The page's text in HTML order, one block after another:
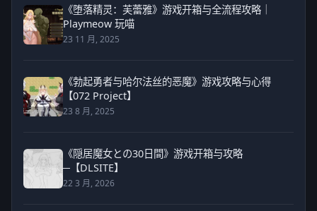
《堕落精灵：芙蕾雅》游戏开箱与全流程攻略｜
Playmeow 玩喵
23 11 月, 2025
《勃起勇者与哈尔法丝的恶魔》游戏攻略与心得
【072 Project】
23 8 月, 2025
《隠居魔女との30日間》游戏开箱与攻略
─【DLSITE】
22 3 月, 2026